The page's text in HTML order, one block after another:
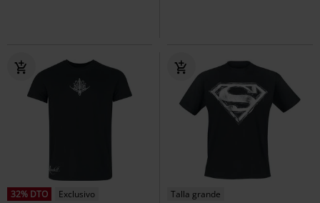
32% DTO
Exclusivo
Talla grande